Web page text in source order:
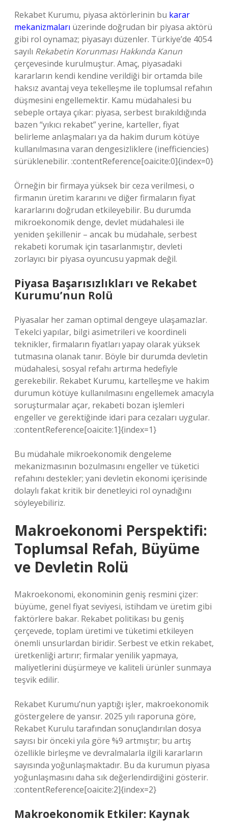
Rekabet Kurumu, piyasa aktörlerinin bu karar
mekanizmaları üzerinde doğrudan bir piyasa aktörü
gibi rol oynamaz; piyasayı düzenler. Türkiye’de 4054
sayılı Rekabetin Korunması Hakkında Kanun
çerçevesinde kurulmuştur. Amaç, piyasadaki
kararların kendi kendine verildiği bir ortamda bile
haksız avantaj veya tekelleşme ile toplumsal refahın
düşmesini engellemektir. Kamu müdahalesi bu
sebeple ortaya çıkar: piyasa, serbest bırakıldığında
bazen “yıkıcı rekabet” yerine, karteller, fiyat
belirleme anlaşmaları ya da hakim durum kötüye
kullanılmasına varan dengesizliklere (inefficiencies)
sürüklenebilir. :contentReference[oaicite:0]{index=0}
Örneğin bir firmaya yüksek bir ceza verilmesi, o
firmanın üretim kararını ve diğer firmaların fiyat
kararlarını doğrudan etkileyebilir. Bu durumda
mikroekonomik denge, devlet müdahalesi ile
yeniden şekillenir – ancak bu müdahale, serbest
rekabeti korumak için tasarlanmıştır, devleti
zorlayıcı bir piyasa oyuncusu yapmak değil.
Piyasa Başarısızlıkları ve Rekabet
Kurumu’nun Rolü
Piyasalar her zaman optimal dengeye ulaşamazlar.
Tekelci yapılar, bilgi asimetrileri ve koordineli
teknikler, firmaların fiyatları yapay olarak yüksek
tutmasına olanak tanır. Böyle bir durumda devletin
müdahalesi, sosyal refahı artırma hedefiyle
gerekebilir. Rekabet Kurumu, kartelleşme ve hakim
durumun kötüye kullanılmasını engellemek amacıyla
soruşturmalar açar, rekabeti bozan işlemleri
engeller ve gerektiğinde idari para cezaları uygular.
:contentReference[oaicite:1]{index=1}
Bu müdahale mikroekonomik dengeleme
mekanizmasının bozulmasını engeller ve tüketici
refahını destekler; yani devletin ekonomi içerisinde
dolaylı fakat kritik bir denetleyici rol oynadığını
söyleyebiliriz.
Makroekonomi Perspektifi:
Toplumsal Refah, Büyüme
ve Devletin Rolü
Makroekonomi, ekonominin geniş resmini çizer:
büyüme, genel fiyat seviyesi, istihdam ve üretim gibi
faktörlere bakar. Rekabet politikası bu geniş
çerçevede, toplam üretimi ve tüketimi etkileyen
önemli unsurlardan biridir. Serbest ve etkin rekabet,
üretkenliği artırır; firmalar yenilik yapmaya,
maliyetlerini düşürmeye ve kaliteli ürünler sunmaya
teşvik edilir.
Rekabet Kurumu’nun yaptığı işler, makroekonomik
göstergelere de yansır. 2025 yılı raporuna göre,
Rekabet Kurulu tarafından sonuçlandırılan dosya
sayısı bir önceki yıla göre %9 artmıştır; bu artış
özellikle birleşme ve devralmalarla ilgili kararların
sayısında yoğunlaşmaktadır. Bu da kurumun piyasa
yoğunlaşmasını daha sık değerlendirdiğini gösterir.
:contentReference[oaicite:2]{index=2}
Makroekonomik Etkiler: Kaynak